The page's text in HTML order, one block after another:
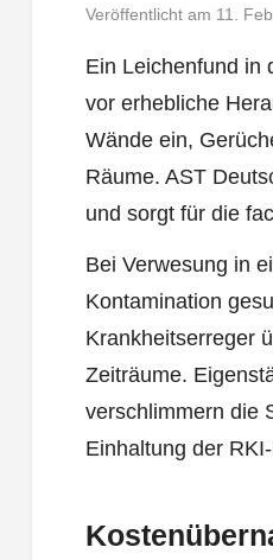
Veröffentlicht am 11.
Ein Leichenfund in
vor erhebliche
Wände ein,
Räume. AST
und sorgt für die
Bei Verwesung in
Kontamination
Krankheitserreger
Zeiträume.
verschlimmern die
Einhaltung der